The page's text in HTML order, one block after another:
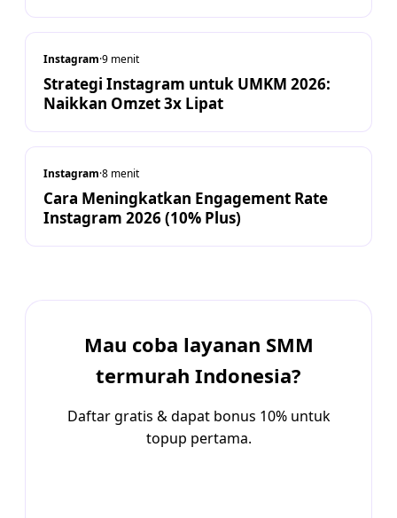
Instagram·9 menit
Strategi Instagram untuk UMKM 2026:
Naikkan Omzet 3x Lipat
Instagram·8 menit
Cara Meningkatkan Engagement Rate
Instagram 2026 (10% Plus)
Mau coba layanan SMM
termurah Indonesia?
Daftar gratis & dapat bonus 10% untuk
topup pertama.